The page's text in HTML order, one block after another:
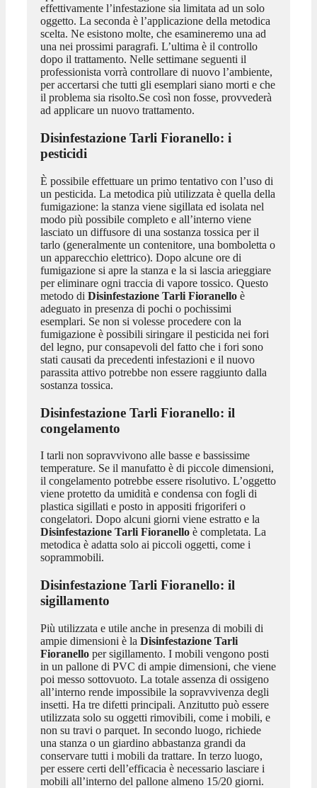
effettivamente l’infestazione sia limitata ad un solo
oggetto. La seconda è l’applicazione della metodica
scelta. Ne esistono molte, che esamineremo una ad
una nei prossimi paragrafi. L’ultima è il controllo
dopo il trattamento. Nelle settimane seguenti il
professionista vorrà controllare di nuovo l’ambiente,
per accertarsi che tutti gli esemplari siano morti e che
il problema sia risolto.Se così non fosse, provvederà
ad applicare un nuovo trattamento.
Disinfestazione Tarli Fioranello: i
pesticidi
È possibile effettuare un primo tentativo con l’uso di
un pesticida. La metodica più utilizzata è quella della
fumigazione: la stanza viene sigillata ed isolata nel
modo più possibile completo e all’interno viene
lasciato un diffusore di una sostanza tossica per il
tarlo (generalmente un contenitore, una bomboletta o
un apparecchio elettrico). Dopo alcune ore di
fumigazione si apre la stanza e la si lascia arieggiare
per eliminare ogni traccia di vapore tossico. Questo
metodo di Disinfestazione Tarli Fioranelloè
adeguato in presenza di pochi o pochissimi
esemplari. Se non si volesse procedere con la
fumigazione è possibili siringare il pesticida nei fori
del legno, pur consapevoli del fatto che i fori sono
stati causati da precedenti infestazioni e il nuovo
parassita attivo potrebbe non essere raggiunto dalla
sostanza tossica.
Disinfestazione Tarli Fioranello: il
congelamento
I tarli non sopravvivono alle basse e bassissime
temperature. Se il manufatto è di piccole dimensioni,
il congelamento potrebbe essere risolutivo. L’oggetto
viene protetto da umidità e condensa con fogli di
plastica sigillati e posto in appositi frigoriferi o
congelatori. Dopo alcuni giorni viene estratto e la
Disinfestazione Tarli Fioranelloè completata. La
metodica è adatta solo ai piccoli oggetti, come i
soprammobili.
Disinfestazione Tarli Fioranello: il
sigillamento
Più utilizzata e utile anche in presenza di mobili di
ampie dimensioni è la Disinfestazione Tarli
Fioranelloper sigillamento. I mobili vengono posti
in un pallone di PVC di ampie dimensioni, che viene
poi messo sottovuoto. La totale assenza di ossigeno
all’interno rende impossibile la sopravvivenza degli
insetti. Ha tre difetti principali. Anzitutto può essere
utilizzata solo su oggetti rimovibili, come i mobili, e
non su travi o parquet. In secondo luogo, richiede
una stanza o un giardino abbastanza grandi da
conservare tutti i mobili da trattare. In terzo luogo,
per essere certi dell’efficacia è necessario lasciare i
mobili all’interno del pallone almeno 15/20 giorni.